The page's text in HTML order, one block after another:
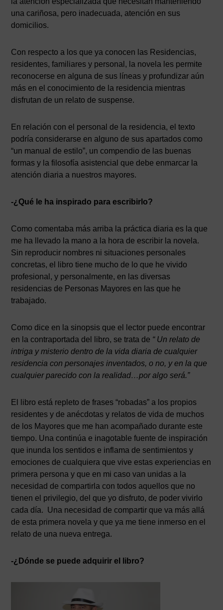
una cariñosa, pero inadecuada, atención en sus
domicilios.
Con respecto a los que ya conocen las Residencias,
residentes, familiares y personal, la novela les permite
reconocerse en alguna de sus líneas y profundizar aún
más en el conocimiento de la residencia mientras
disfrutan de un relato de suspense.
En relación con el personal de la residencia, el texto
podría considerarse en alguno de sus apartados como
“un manual de estilo”, un compendio de las buenas
formas y la filosofía asistencial que debe enmarcar la
atención diaria a nuestros mayores.
-¿Qué le ha inspirado para escribirlo?
Como comentaba más arriba la práctica diaria es la que
me ha llevado la mano a la hora de escribir la novela.
Sin reproducir nombres ni situaciones personales
concretas, el libro tiene mucho de lo que he vivido
profesional, y personalmente, en las diversas
residencias de Personas Mayores en las que he
trabajado.
Como dice en la sinopsis que el lector puede encontrar
en la contraportada del libro, se trata de “ Unrelato de
intriga y misterio dentro de la vida diaria de cualquier
residencia con personajes inventados, o no, y en la que
cualquier parecido con la realidad…por algo será.”
El libro está repleto de frases “robadas” a los propios
residentes y de anécdotas y relatos de vida de muchos
de los Mayores que me han acompañado durante este
tiempo. Una continúa e inagotable fuente de inspiración
que inunda los sentidos e inflama de sentimientos y
emociones de cualquiera que vive estas experiencias en
primera persona y que en mi caso van unidas a la
necesidad de compartirla con todos aquellos que no
tienen el privilegio, del que yo disfruto, de poder vivirlo
cada día. Una necesidad de compartir que va más allá
de esta primera novela y que ya me tiene inmerso en el
relato de una nueva entrega.
-¿Dónde se puede adquirir el libro?